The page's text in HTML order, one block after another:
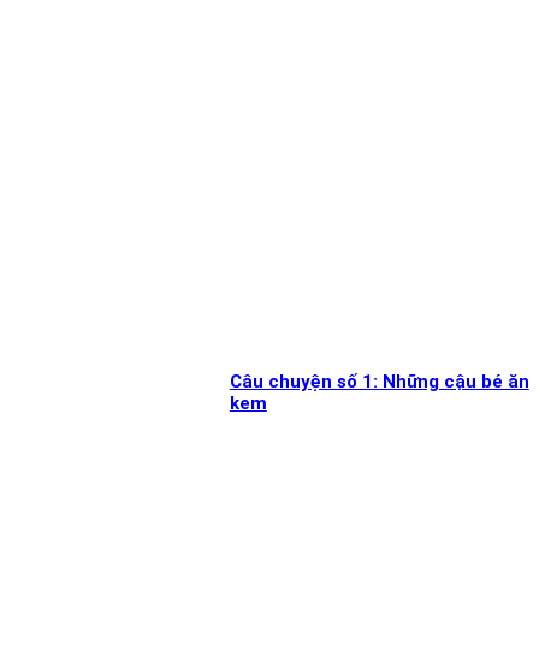
Câu chuyện số 1: Những cậu bé ăn
kem